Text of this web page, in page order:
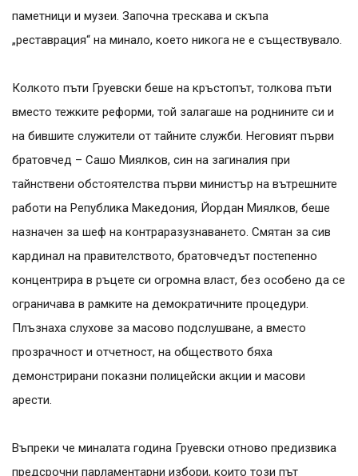
паметници и музеи. Започна трескава и скъпа
„реставрация“ на минало, което никога не е съществувало.
Колкото пъти Груевски беше на кръстопът, толкова пъти
вместо тежките реформи, той залагаше на роднините си и
на бившите служители от тайните служби. Неговият първи
братовчед – Сашо Миялков, син на загиналия при
тайнствени обстоятелства първи министър на вътрешните
работи на Република Македония, Йордан Миялков, беше
назначен за шеф на контраразузнаването. Смятан за сив
кардинал на правителството, братовчедът постепенно
концентрира в ръцете си огромна власт, без особено да се
ограничава в рамките на демократичните процедури.
Плъзнаха слухове за масово подслушване, а вместо
прозрачност и отчетност, на обществото бяха
демонстрирани показни полицейски акции и масови
арести.
Въпреки че миналата година Груевски отново предизвика
предсрочни парламентарни избори, които този път